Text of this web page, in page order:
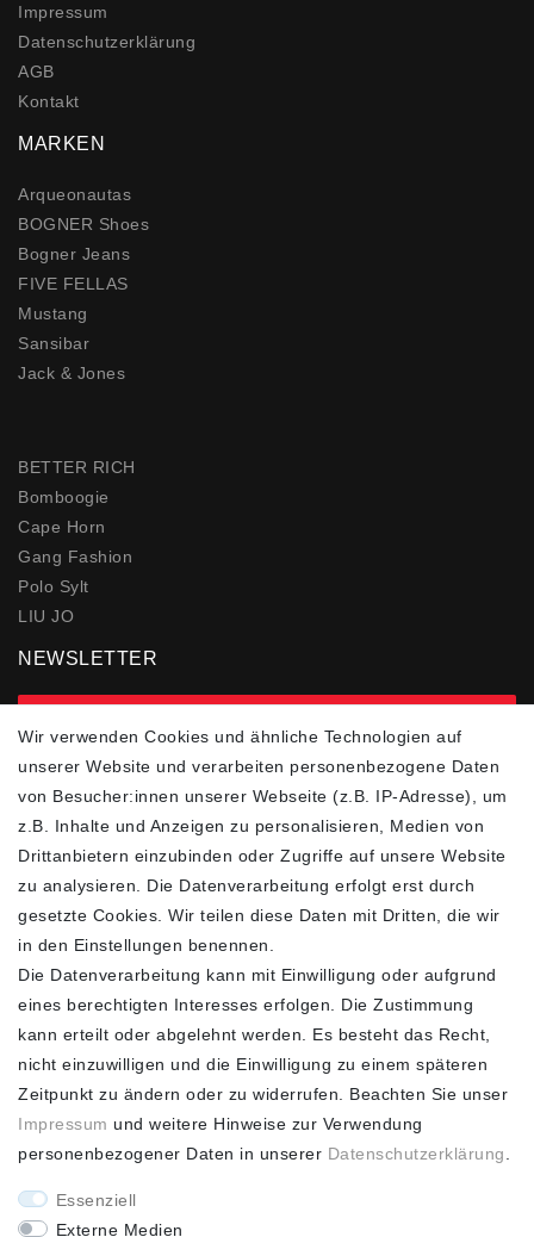
Impressum
Daten­schutz­erklärung
AGB
Kontakt
MARKEN
Arqueonautas
BOGNER Shoes
Bogner Jeans
FIVE FELLAS
Mustang
Sansibar
Jack & Jones
BETTER RICH
Bomboogie
Cape Horn
Gang Fashion
Polo Sylt
LIU JO
NEWSLETTER
FOLGEN SIE UNS
ZAHLUNGSARTEN
SCHNELLER UND
KOSTENLOSER
FASHION HOUSE
Hotline: +49
(0)15223993771 (Mo. bis
Wir verwenden Cookies und ähnliche Technologien auf
unserer Website und verarbeiten personenbezogene Daten
von Besucher:innen unserer Webseite (z.B. IP-Adresse), um
z.B. Inhalte und Anzeigen zu personalisieren, Medien von
Drittanbietern einzubinden oder Zugriffe auf unsere Website
zu analysieren. Die Datenverarbeitung erfolgt erst durch
gesetzte Cookies. Wir teilen diese Daten mit Dritten, die wir
in den Einstellungen benennen.
Die Datenverarbeitung kann mit Einwilligung oder aufgrund
eines berechtigten Interesses erfolgen. Die Zustimmung
kann erteilt oder abgelehnt werden. Es besteht das Recht,
nicht einzuwilligen und die Einwilligung zu einem späteren
Zeitpunkt zu ändern oder zu widerrufen. Beachten Sie unser
Impressum und weitere Hinweise zur Verwendung
personenbezogener Daten in unserer Daten­schutz­erklärung
Essenziell
Externe Medien